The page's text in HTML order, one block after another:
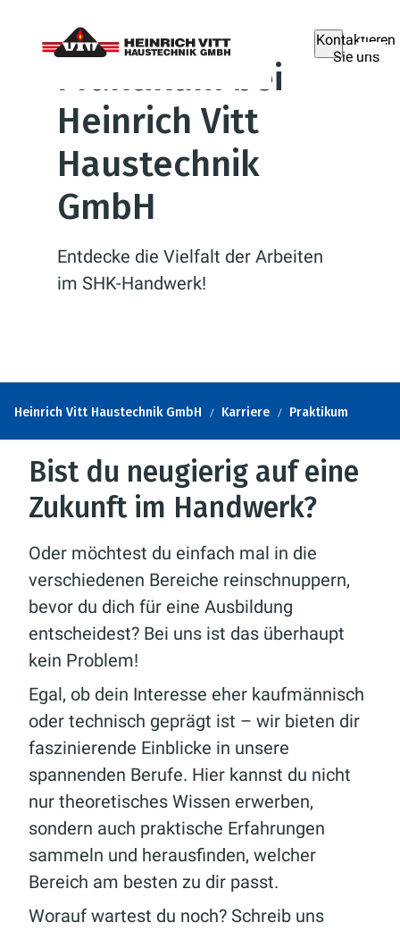
Kontaktieren
Sie uns
Praktikum bei
Heinrich Vitt
Haustechnik
GmbH
Entdecke die Vielfalt der Arbeiten
im SHK-Handwerk!
Heinrich Vitt Haustechnik GmbH Karriere Praktikum
Bist du neugierig auf eine
Zukunft im Handwerk?
Oder möchtest du einfach mal in die
verschiedenen Bereiche reinschnuppern,
bevor du dich für eine Ausbildung
entscheidest? Bei uns ist das überhaupt
kein Problem!
Egal, ob dein Interesse eher kaufmännisch
oder technisch geprägt ist – wir bieten dir
faszinierende Einblicke in unsere
spannenden Berufe. Hier kannst du nicht
nur theoretisches Wissen erwerben,
sondern auch praktische Erfahrungen
sammeln und herausfinden, welcher
Bereich am besten zu dir passt.
Worauf wartest du noch? Schreib uns